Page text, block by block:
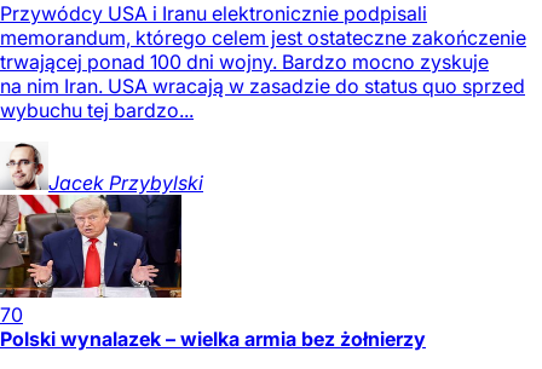
Przywódcy USA i Iranu elektronicznie podpisali
memorandum, którego celem jest ostateczne zakończenie
trwającej ponad 100 dni wojny. Bardzo mocno zyskuje
na nim Iran. USA wracają w zasadzie do status quo sprzed
wybuchu tej bardzo...
Jacek Przybylski
70
Polski wynalazek – wielka armia bez żołnierzy